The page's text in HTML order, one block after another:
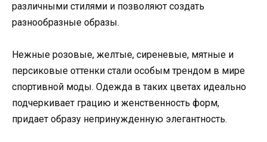
различными стилями и позволяют создать
разнообразные образы.
Нежные розовые, желтые, сиреневые, мятные и
персиковые оттенки стали особым трендом в мире
спортивной моды. Одежда в таких цветах идеально
подчеркивает грацию и женственность форм,
придает образу непринужденную элегантность.